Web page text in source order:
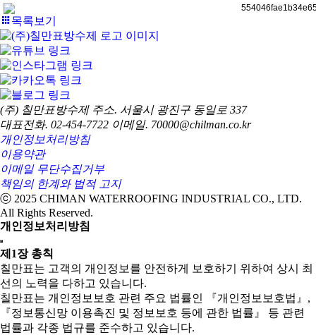
목록보기
(주) 칠만표방수제 주소. 서울시 광진구 동일로 337
대표전화. 02-454-7722 이메일. 70000@chilman.co.kr
개인정보처리방침
이용약관
이메일 무단수집거부
책임의 한계와 법적 고지
ⓒ 2025 CHIMAN WATERROOFING INDUSTRIAL CO., LTD.
All Rights Reserved.
개인정보처리방침
제1장 총칙
칠만표는 고객의 개인정보를 안전하게 보호하기 위하여 상시 최
선의 노력을 다하고 있습니다.
칠만표는 개인정보보호 관련 주요 법률인 『개인정보보호법』,
『정보통신망 이용촉진 및 정보보호 등에 관한 법률』 등 관련
법률과 각종 법규를 준수하고 있습니다.